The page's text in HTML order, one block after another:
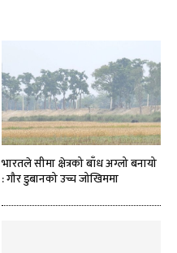
भारतले सीमा क्षेत्रको बाँध अग्लो बनायो
: गौर डुबानको उच्च जोखिममा